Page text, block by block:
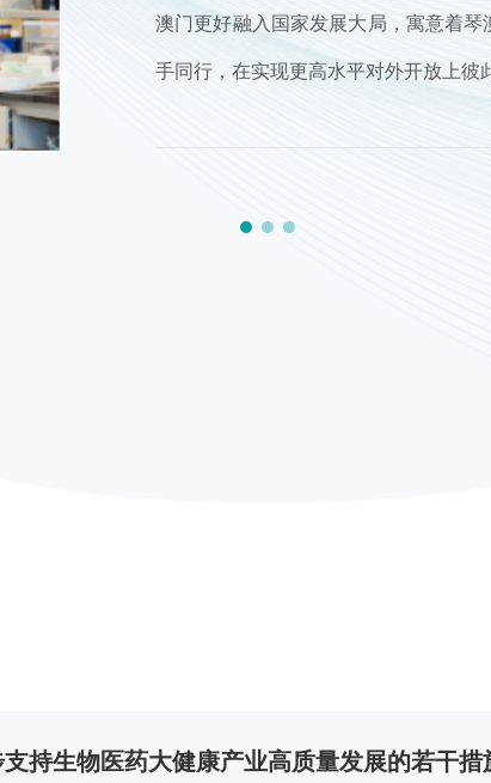
澳门更好融入国家发展大局，寓意着
手同行，在实现更高水平对外开放上彼
持生物医药大健康产业高质量发展的若干措